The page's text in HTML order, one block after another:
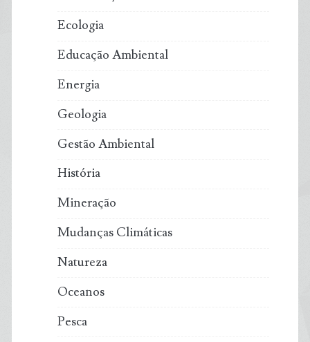
Ecologia
Educação Ambiental
Energia
Geologia
Gestão Ambiental
História
Mineração
Mudanças Climáticas
Natureza
Oceanos
Pesca